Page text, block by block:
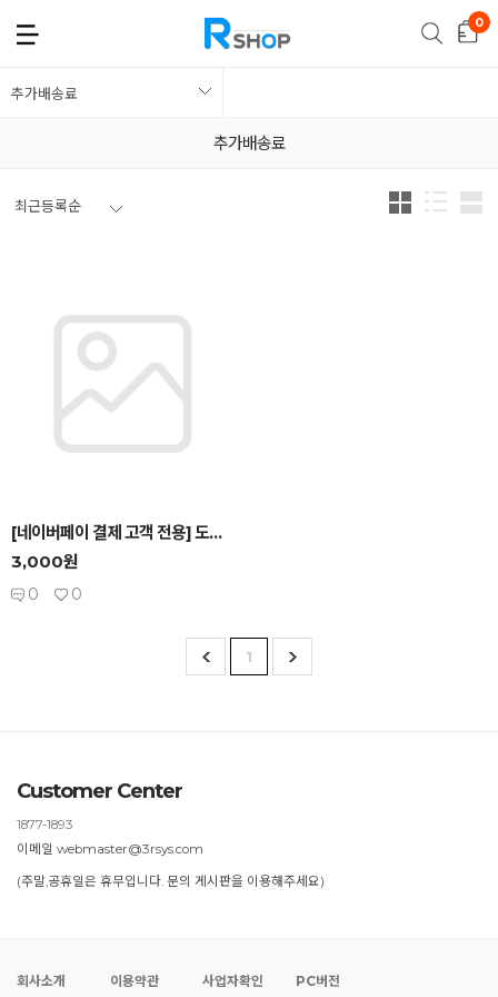
추가배송료
추가배송료
최근등록순
[네이버페이 결제 고객 전용] 도서산간 지역 추가 ...
3,000원
0
0
1
Customer Center
1877-1893
이메일 webmaster@3rsys.com
(주말,공휴일은 휴무입니다. 문의 게시판을 이용해주세요)
회사소개 이용약관 사업자확인 PC버전